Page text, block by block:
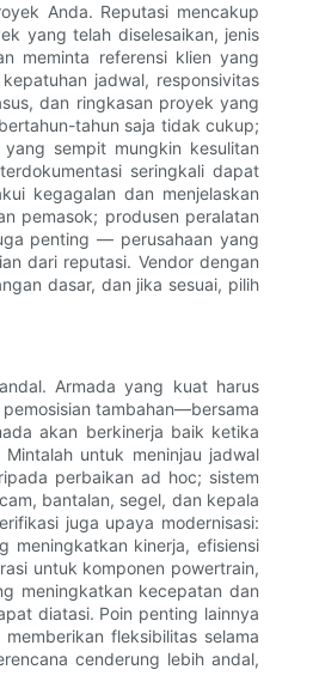
Anda. Reputasi mencakup
yang telah diselesaikan, jenis
meminta referensi klien yang
jadwal, responsivitas
dan ringkasan proyek yang
tahun saja tidak cukup;
sempit mungkin kesulitan
seringkali dapat
kegagalan dan menjelaskan
pemasok; produsen peralatan
penting — perusahaan yang
dari reputasi. Vendor dengan
dasar, dan jika sesuai, pilih
Armada yang kuat harus
tambahan—bersama
akan berkinerja baik ketika
untuk meninjau jadwal
perbaikan ad hoc; sistem
bantalan, segel, dan kepala
juga upaya modernisasi:
meningkatkan kinerja, efisiensi
untuk komponen powertrain,
meningkatkan kecepatan dan
diatasi. Poin penting lainnya
fleksibilitas selama
cenderung lebih andal,